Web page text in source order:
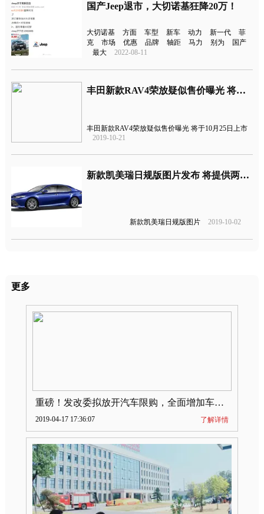
国产Jeep退市，大切诺基狂降20万！
大切诺基 方面 车型 新车 动力 新一代
菲
克
市场 优惠 品牌 轴距 马力 别为
国产
最大
2022-08-11
丰田新款RAV4荣放疑似售价曝光 将于10月25日上市
丰田新款RAV4荣放疑似售价曝光 将于10月25日上市
2019-10-21
新款凯美瑞日规版图片发布 将提供两驱和四驱版本
新款凯美瑞日规版图片 2019-10-02
更多
重磅！发改委拟放开汽车限购，全面增加车牌指标
2019-04-17 17:36:07 了解详情